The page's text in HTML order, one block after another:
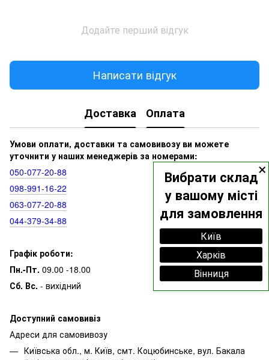
×
Вибрати склад
у вашому місті
для замовлення
Київ
Харків
Вінниця
Додайте перший відгук
Написати відгук
Доставка Оплата
Умови оплати, доставки та самовивозу ви можете
уточнити у наших менеджерів за номерами:
050‑077‑20‑88
098‑991‑16‑22
063‑077‑20‑88
044‑379‑34‑88
Графік роботи:
Пн.-Пт. 09.00 -18.00
Сб. Вс. - вихідний
Доступний самовивіз
Адреси для самовивозу
Київська обл., м. Київ, смт. Коцюбинське, вул. Бакала